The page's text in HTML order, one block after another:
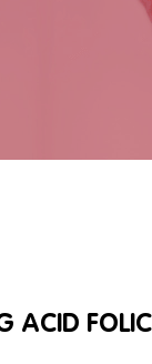
ACID